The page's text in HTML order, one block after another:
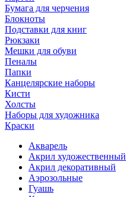
Бумага для черчения
Блокноты
Подставки для книг
Рюкзаки
Мешки для обуви
Пеналы
Папки
Канцелярские наборы
Кисти
Холсты
Наборы для художника
Краски
Акварель
Акрил художественный
Акрил декоративный
Аэрозольные
Гуашь